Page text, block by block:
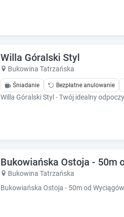
Willa Góralski Styl
Bukowina Tatrzańska
Śniadanie Bezpłatne anulowanie
Willa Góralski Styl - Twój idealny
Bukowiańska Ostoja - 50m
Bukowina Tatrzańska